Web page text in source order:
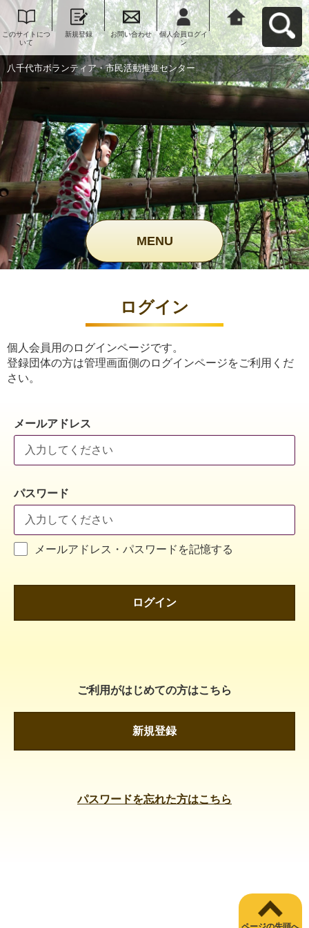
このサイトにつ
いて
新規登録 お問い合わせ
個人会員ログイ
ン
八千代市ボラン
ティア・市民活
動推進センター
へ戻る
八千代市ボランティア・市民活動推進センター
MENU
ログイン
個人会員用のログインページです。
登録団体の方は管理画面側のログインページをご利用くだ
さい。
メールアドレス
パスワード
メールアドレス・パスワードを記憶する
ログイン
ご利用がはじめての方はこちら
新規登録
パスワードを忘れた方はこちら